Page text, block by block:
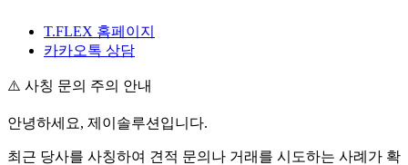
T.FLEX 홈페이지
카카오톡 상담
⚠️ 사칭 문의 주의 안내
안녕하세요, 제이솔루션입니다.
최근 당사를 사칭하여 견적 문의나 거래를 시도하는 사례가 확